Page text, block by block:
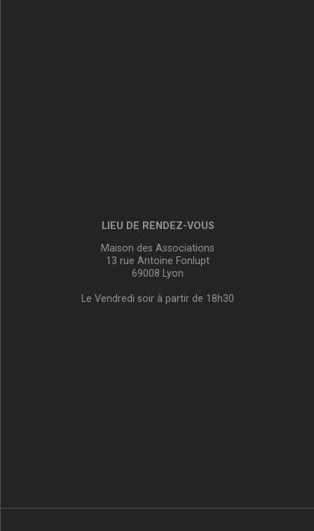
LIEU DE RENDEZ-VOUS
Maison des Associations
13 rue Antoine Fonlupt
69008 Lyon
Le Vendredi soir à partir de 18h30